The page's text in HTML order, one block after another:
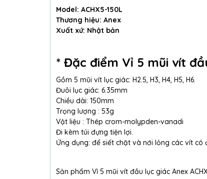
Model: ACHX5-150L
Thương hiệu: Anex
Xuất xứ: Nhật bản
* Đặc điểm Vỉ 5 mũi vít
Gồm 5 mũi vít lục giác: H2.5, H3, H4, H5, H6.
Đuôi lục giác: 6.35mm
Chiều dài: 150mm
Trọng lượng : 53g
Vật liệu : Thép crom-molypden-vanadi
Đi kèm túi đựng tiện lợi.
Ứng dụng: để siết chặt và nới lỏng các vít
Sản phẩm Vỉ 5 mũi vít đầu lục giác Anex